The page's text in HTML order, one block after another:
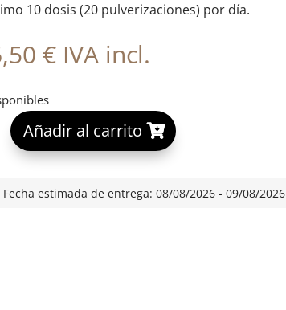
10 dosis (20 pulverizaciones) por día.
€ IVA incl.
Añadir al carrito
A
e
Fecha estimada de entrega: 08/08/2026 - 09/08/2026